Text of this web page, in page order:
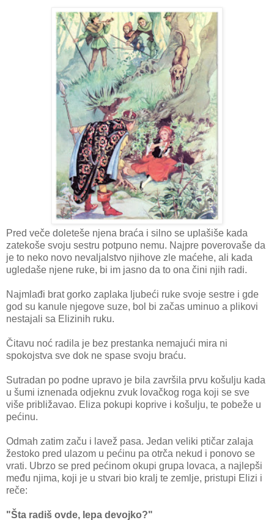
Pred veče doleteše njena braća i silno se uplašiše kada
zatekoše svoju sestru potpuno nemu. Najpre poverovaše da
je to neko novo nevaljalstvo njihove zle maćehe, ali kada
ugledaše njene ruke, bi im jasno da to ona čini njih radi.
Najmlađi brat gorko zaplaka ljubeći ruke svoje sestre i gde
god su kanule njegove suze, bol bi začas uminuo a plikovi
nestajali sa Elizinih ruku.
Čitavu noć radila je bez prestanka nemajući mira ni
spokojstva sve dok ne spase svoju braću.
Sutradan po podne upravo je bila završila prvu košulju kada
u šumi iznenada odjeknu zvuk lovačkog roga koji se sve
više približavao. Eliza pokupi koprive i košulju, te pobeže u
pećinu.
Odmah zatim začu i lavež pasa. Jedan veliki ptičar zalaja
žestoko pred ulazom u pećinu pa otrča nekud i ponovo se
vrati. Ubrzo se pred pećinom okupi grupa lovaca, a najlepši
među njima, koji je u stvari bio kralj te zemlje, pristupi Elizi i
reče:
"Šta radiš ovde, lepa devojko?"